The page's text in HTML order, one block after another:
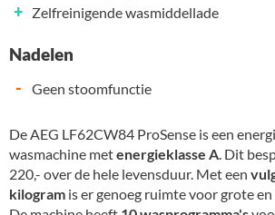
+ Zelfreinigende wasmiddellade
Nadelen
- Geen stoomfunctie
De AEG LF62CW84 ProSense is een
wasmachine metenergieklasse A . Dit
220,- over de hele levensduur. Met een
kilogram is er genoeg ruimte voor grote